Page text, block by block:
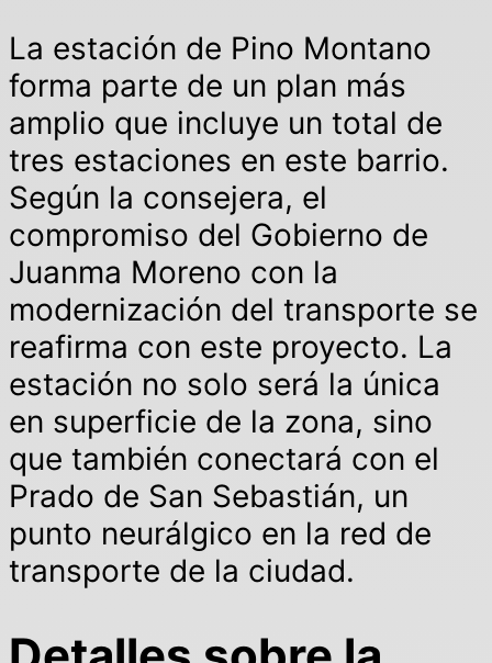
La estación de Pino Montano
forma parte de un plan más
amplio que incluye un total de
tres estaciones en este barrio.
Según la consejera, el
compromiso del Gobierno de
Juanma Moreno con la
modernización del transporte se
reafirma con este proyecto. La
estación no solo será la única
en superficie de la zona, sino
que también conectará con el
Prado de San Sebastián, un
punto neurálgico en la red de
transporte de la ciudad.